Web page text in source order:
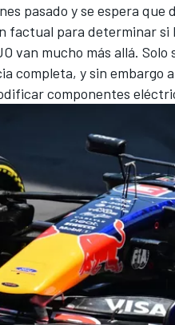
pasado y se espera que
factual para determinar si
van mucho más allá.
completa, y sin embargo
componentes